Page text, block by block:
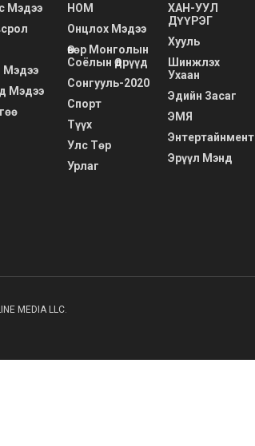
Мэдээ
Мэдээ
Мэдээ
НОМ
Онцлох Мэдээ
Өвөр Монголын
Соёлын Өдрүүд
Сонгууль-2020
Спорт
Түүх
Улс Төр
Урлаг
ХАН-УУЛ
ДҮҮРЭГ
Хууль
Шинжлэх
Ухаан
Эдийн Засаг
ЭМЯ
Энтертайнмент
Эрүүл Мэнд
MEDIA LLC